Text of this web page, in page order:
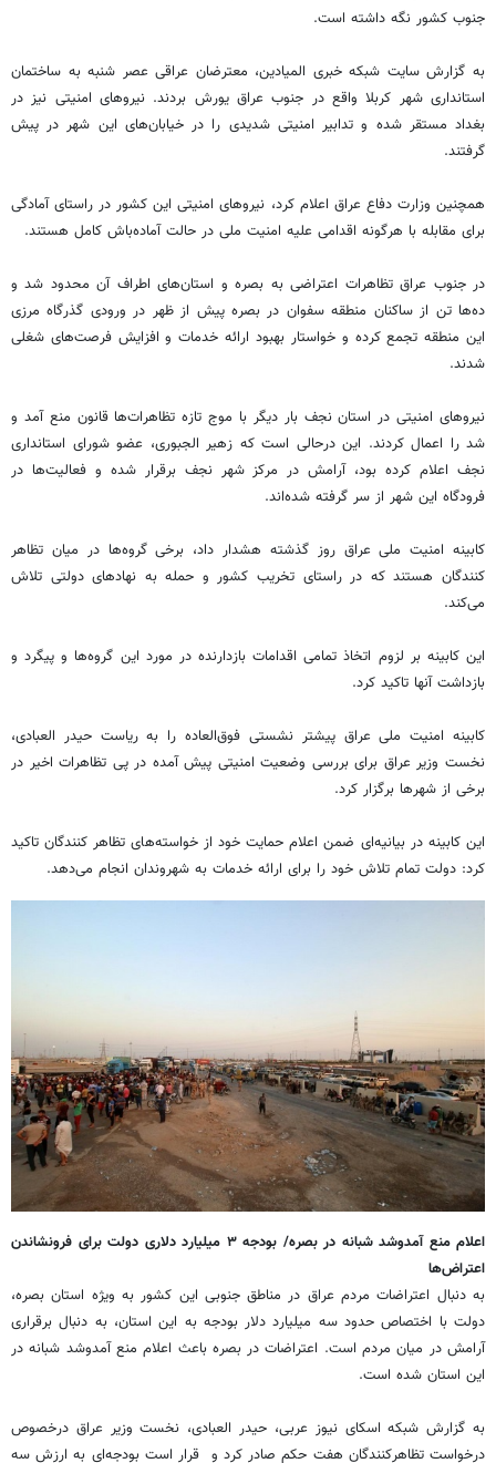
جنوب کشور نگه داشته است.
به گزارش سایت شبکه خبری المیادین، معترضان عراقی عصر شنبه به ساختمان
استانداری شهر کربلا واقع در جنوب عراق یورش بردند. نیروهای امنیتی نیز در
بغداد مستقر شده و تدابیر امنیتی شدیدی را در خیابان‌های این شهر در پیش
گرفتند.
همچنین وزارت دفاع عراق اعلام کرد، نیروهای امنیتی این کشور در راستای آمادگی
برای مقابله با هرگونه اقدامی علیه امنیت ملی در حالت آماده‌باش کامل هستند.
در جنوب عراق تظاهرات اعتراضی به بصره و استان‌های اطراف آن محدود شد و
ده‌ها تن از ساکنان منطقه سفوان در بصره پیش از ظهر در ورودی گذرگاه مرزی
این منطقه تجمع کرده و خواستار بهبود ارائه خدمات و افزایش فرصت‌های شغلی
شدند.
نیروهای امنیتی در استان نجف بار دیگر با موج تازه تظاهرات‌ها قانون منع آمد و
شد را اعمال کردند. این درحالی است که زهیر الجبوری، عضو شورای استانداری
نجف اعلام کرده بود، آرامش در مرکز شهر نجف برقرار شده و فعالیت‌ها در
فرودگاه این شهر از سر گرفته شده‌اند.
کابینه امنیت ملی عراق روز گذشته هشدار داد، برخی گروه‌ها در میان تظاهر
کنندگان هستند که در راستای تخریب کشور و حمله به نهادهای دولتی تلاش
می‌کند.
این کابینه بر لزوم اتخاذ تمامی اقدامات بازدارنده در مورد این گروه‌ها و پیگرد و
بازداشت آنها تاکید کرد.
کابینه امنیت ملی عراق پیشتر نشستی فوق‌العاده را به ریاست حیدر العبادی،
نخست وزیر عراق برای بررسی وضعیت امنیتی پیش‌ آمده در پی تظاهرات اخیر در
برخی از شهرها برگزار کرد.
این کابینه در بیانیه‌ای ضمن اعلام حمایت خود از خواسته‌های تظاهر کنندگان تاکید
کرد: دولت تمام تلاش خود را برای ارائه خدمات به شهروندان انجام می‌دهد.
اعلام منع آمدوشد شبانه در بصره/ بودجه ۳ میلیارد دلاری دولت برای فرونشاندن
اعتراض‌ها
به دنبال اعتراضات مردم عراق در مناطق جنوبی این کشور به ویژه استان بصره،
دولت با اختصاص حدود سه میلیارد دلار بودجه به این استان، به دنبال برقراری
آرامش در میان مردم است. اعتراضات در بصره باعث اعلام منع آمدوشد شبانه در
این استان شده است.
به گزارش شبکه اسکای نیوز عربی، حیدر العبادی، نخست وزیر عراق درخصوص
درخواست تظاهرکنندگان هفت حکم صادر کرد و قرار است بودجه‌ای به ارزش سه